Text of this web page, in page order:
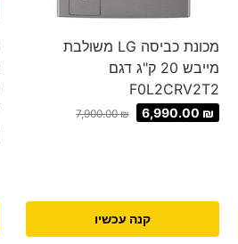
מכונת כביסה LG משולבת
מייבש 20 ‏ק"ג דגם
F0L2CRV2T2
7,900.00₪ 6,990.00 ₪
קנה עכשיו